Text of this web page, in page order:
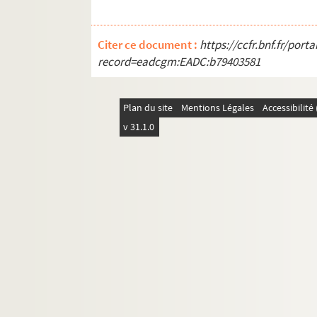
Les gueux au paradis (1950 ; Rennes)
Cymbeline (1951 ; Quimper)
L'amour de Don Perlimplin avec
Les noces de sang (1951 ; Studio des
Citer ce document : https://ccfr.bnf.fr/
record=eadcgm:EADC:b79403581
Plan du site Mentions Légales
v 31.1.0